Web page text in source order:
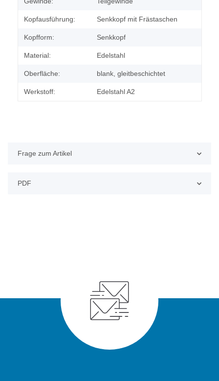
Kopfausführung: Senkkopf mit Frästaschen
Kopfform: Senkkopf
Material: Edelstahl
Oberfläche: blank, gleitbeschichtet
Werkstoff: Edelstahl A2
Frage zum Artikel
PDF